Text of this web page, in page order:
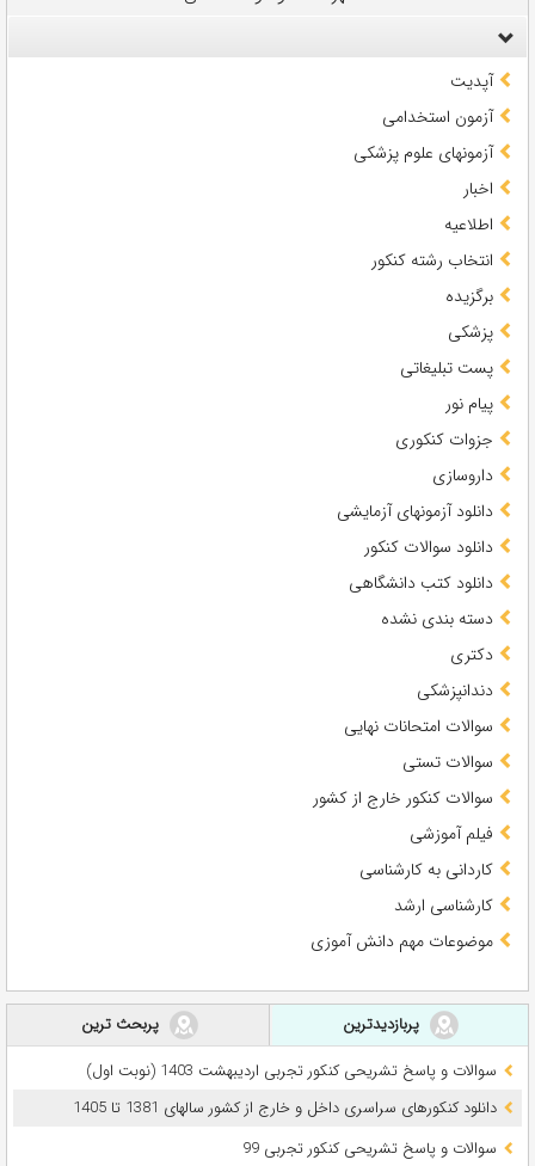
آپدیت
آزمون استخدامی
آزمونهای علوم پزشکی
اخبار
اطلاعیه
انتخاب رشته کنکور
برگزیده
پزشکی
پست تبلیغاتی
پیام نور
جزوات کنکوری
داروسازی
دانلود آزمونهای آزمایشی
دانلود سوالات کنکور
دانلود کتب دانشگاهی
دسته بندی نشده
دکتری
دندانپزشکی
سوالات امتحانات نهایی
سوالات تستی
سوالات کنکور خارج از کشور
فیلم آموزشی
کاردانی به کارشناسی
کارشناسی ارشد
موضوعات مهم دانش آموزی
پربازدیدترین
پربحث ترین
سوالات و پاسخ تشریحی کنکور تجربی اردیبهشت 1403 (نوبت اول)
دانلود کنکورهای سراسری داخل و خارج از کشور سالهای 1381 تا 1405
سوالات و پاسخ تشریحی کنکور تجربی 99